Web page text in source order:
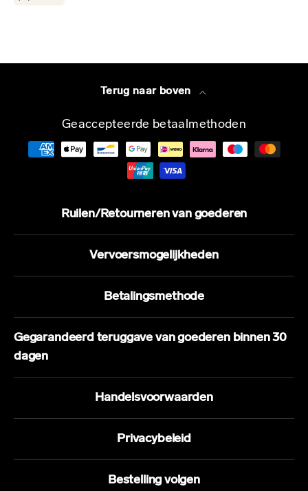
Terug naar boven
Geaccepteerde betaalmethoden
Ruilen/Retourneren van goederen
Vervoersmogelijkheden
Betalingsmethode
Gegarandeerd teruggave van goederen binnen 30
dagen
Handelsvoorwaarden
Privacybeleid
Bestelling volgen